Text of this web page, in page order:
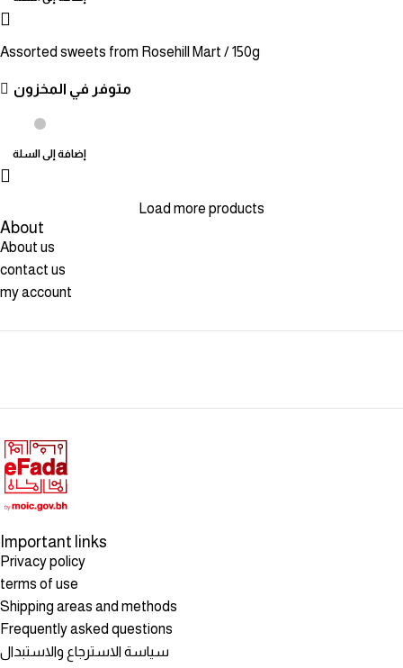
Assorted sweets from Rosehill Mart / 150g
متوفر في المخزون
إضافة إلى السلة
Load more products
About
About us
contact us
my account
Important links
Privacy policy
terms of use
Shipping areas and methods
Frequently asked questions
سياسة الاسترجاع والاستبدال